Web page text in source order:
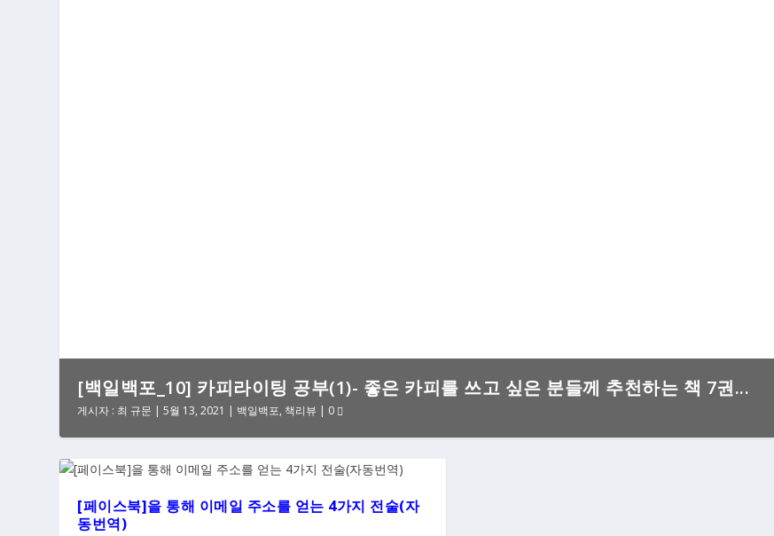
[백일백포_10] 카피라이팅 공부(1)- 좋은 카피를 쓰고 싶은 분들께 추천하는 책 7권...
게시자 : 최 규문 |5월 13, 2021 | 백일백포, 책리뷰 | 0
[페이스북]을 통해 이메일 주소를 얻는 4가지 전술(자
동번역)